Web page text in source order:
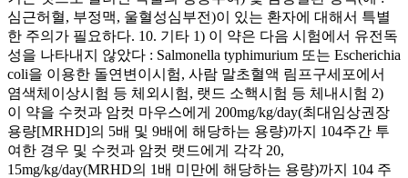
심근허혈, 부정맥, 울혈성심부전)이 있는 환자에 대해서 특별
한 주의가 필요하다. 10. 기타 1) 이 약은 다음 시험에서 유전독
성을 나타내지 않았다 : Salmonella typhimurium 또는 Escherichia
coli을 이용한 돌연변이시험, 사람 말초혈액 림프구세포에서
염색체이상시험 등 체외시험, 랫드 소핵시험 등 체내시험 2)
이 약을 수컷과 암컷 마우스에게 200mg/kg/day(최대임상권장
용량[MRHD]의 5배 및 9배에 해당하는 용량)까지 104주간 투
여한 경우 및 수컷과 암컷 랫드에게 각각 20,
15mg/kg/day(MRHD의 1배 미만에 해당하는 용량)까지 104 주